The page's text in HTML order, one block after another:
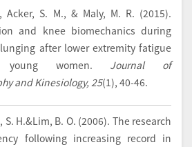
Acker, S. M., & Maly, M. R. (2015).
and knee biomechanics during
after lower extremity fatigue
women. Journal of
and Kinesiology, 25(1), 40-46.
S. H.&Lim, B. O. (2006). The research
following increasing record in